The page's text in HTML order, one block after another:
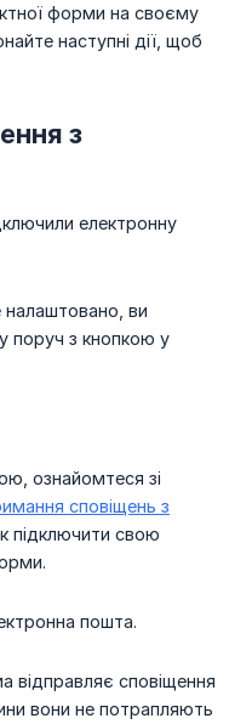
форми на своєму
наступні дії, щоб
з
електронну
ви
поруч з кнопкою у
ознайомтеся зі
сповіщень з
підключити свою
пошта.
сповіщення
вони не потрапляють